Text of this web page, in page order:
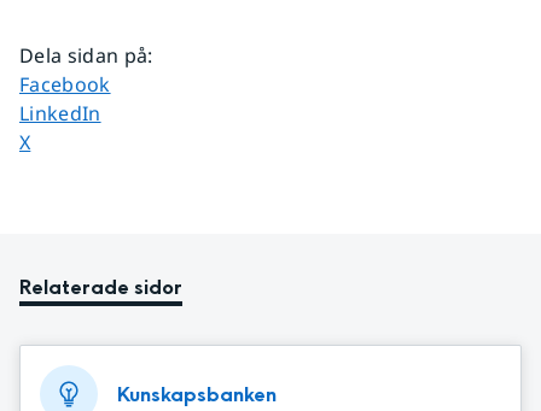
Dela sidan på:
Dela sidan på
Facebook
Dela sidan på
LinkedIn
Dela sidan på
X
Relaterade sidor
Kunskapsbanken